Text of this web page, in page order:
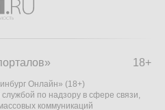
18+
Онлайн» (18+)
по надзору в сфере связи,
коммуникаций